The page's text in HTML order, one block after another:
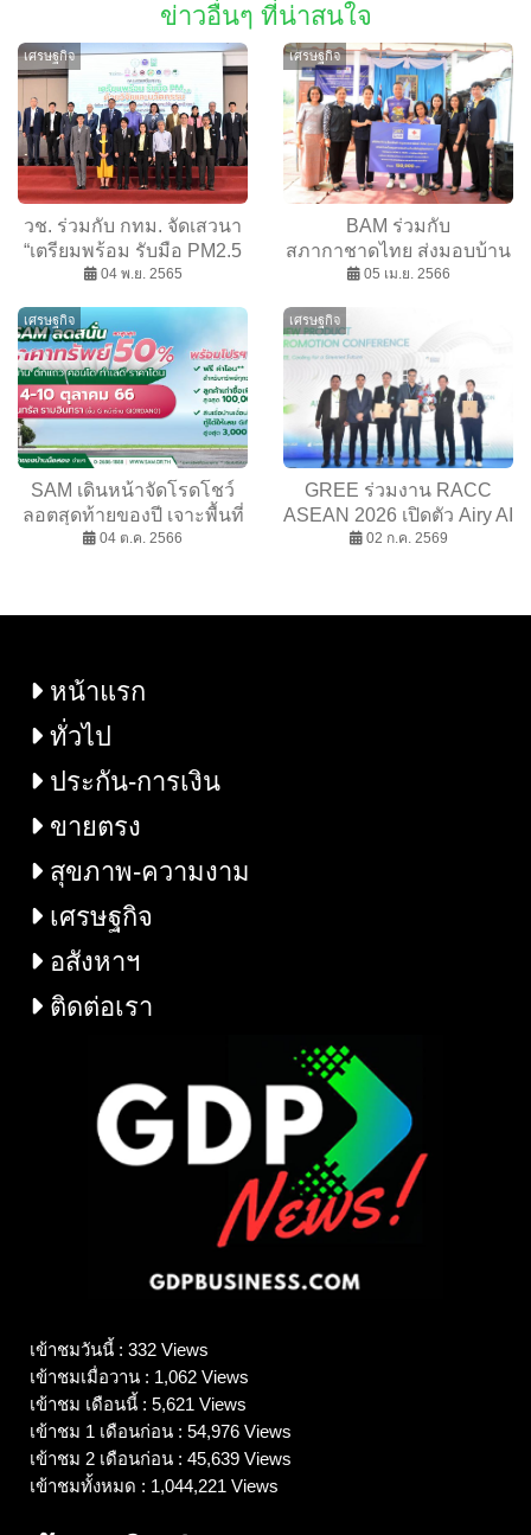
ข่าวอื่นๆ ที่น่าสนใจ
เศรษฐกิจ
วช. ร่วมกับ กทม. จัดเสวนา
“เตรียมพร้อม รับมือ PM2.5
ด้วยวิจัยและนวัตกรรม”
04 พ.ย. 2565
เศรษฐกิจ
BAM ร่วมกับ
สภากาชาดไทย ส่งมอบบ้าน
ในโครงการ HOME &
โอกาส จังหวัดขอนแก่น
05 เม.ย. 2566
เศรษฐกิจ
SAM เดินหน้าจัดโรดโชว์
ลอตสุดท้ายของปี เจาะพื้นที่
กรุงเทพฯ-ปริมณฑลตลอด
สูงสุด 50% พร้อมขยายเวลา
04 ต.ค. 2566
เศรษฐกิจ
GREE ร่วมงาน RACC
ASEAN 2026 เปิดตัว Airy AI
และเครื่องปรับอากาศ
ตลาดไทยอย่างต่อเนื่อง
02 ก.ค. 2569
หน้าแรก
ทั่วไป
ประกัน-การเงิน
ขายตรง
สุขภาพ-ความงาม
เศรษฐกิจ
อสังหาฯ
ติดต่อเรา
เข้าชมวันนี้ : 332 Views
เข้าชมเมื่อวาน : 1,062 Views
เข้าชม เดือนนี้ : 5,621 Views
เข้าชม 1 เดือนก่อน : 54,976 Views
เข้าชม 2 เดือนก่อน : 45,639 Views
เข้าชมทั้งหมด : 1,044,221 Views